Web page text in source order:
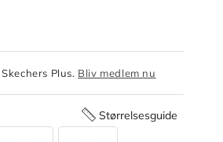
Plus. Bliv medlem nu
Størrelsesguide